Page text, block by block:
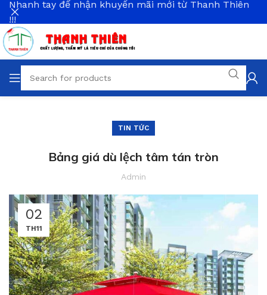
TIN TỨC
Bảng giá dù lệch tâm tán tròn
Admin
02
TH11
Nhanh tay để nhận khuyến mãi mới từ Thanh Thiên
!!!